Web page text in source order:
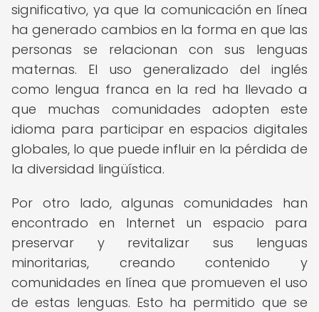
significativo, ya que la comunicación en línea
ha generado cambios en la forma en que las
personas se relacionan con sus lenguas
maternas. El uso generalizado del inglés
como lengua franca en la red ha llevado a
que muchas comunidades adopten este
idioma para participar en espacios digitales
globales, lo que puede influir en la pérdida de
la diversidad lingüística.
Por otro lado, algunas comunidades han
encontrado en Internet un espacio para
preservar y revitalizar sus lenguas
minoritarias, creando contenido y
comunidades en línea que promueven el uso
de estas lenguas. Esto ha permitido que se